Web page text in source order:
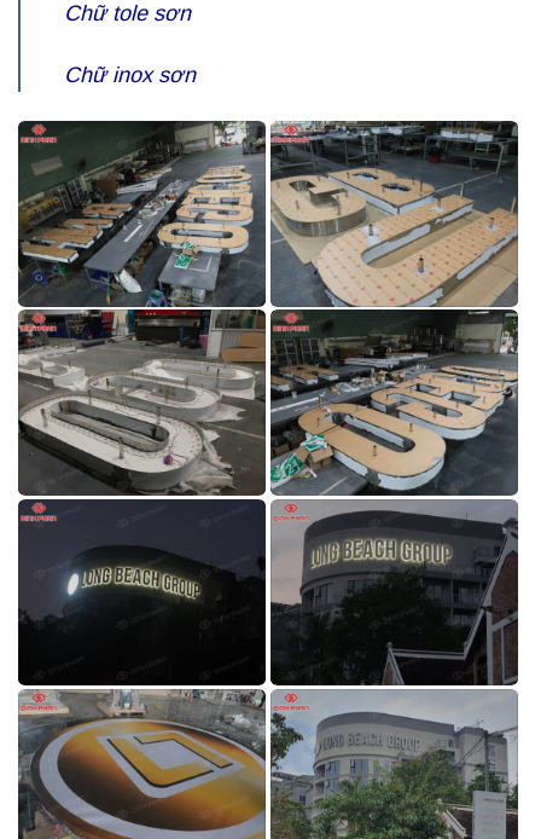
Chữ tole sơn
Chữ inox sơn